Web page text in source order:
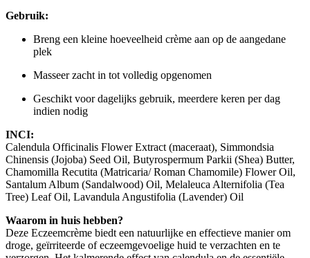
Gebruik:
Breng een kleine hoeveelheid crème aan op de aangedane
plek
Masseer zacht in tot volledig opgenomen
Geschikt voor dagelijks gebruik, meerdere keren per dag
indien nodig
INCI:
Calendula Officinalis Flower Extract (maceraat), Simmondsia
Chinensis (Jojoba) Seed Oil, Butyrospermum Parkii (Shea) Butter,
Chamomilla Recutita (Matricaria/ Roman Chamomile) Flower Oil,
Santalum Album (Sandalwood) Oil, Melaleuca Alternifolia (Tea
Tree) Leaf Oil, Lavandula Angustifolia (Lavender) Oil
Waarom in huis hebben?
Deze Eczeemcrème biedt een natuurlijke en effectieve manier om
droge, geïrriteerde of eczeemgevoelige huid te verzachten en te